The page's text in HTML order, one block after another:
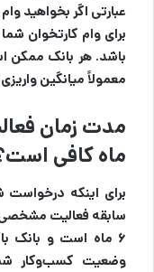
عبارتی اگر بخواهید
برای وام کارتخوان
باشد. هر بانک ممکن
معمولاً میانگین واریزی ۳ تا ۶ ماه گذشته نقش اصلی را دارد.
مدت زمان
ماه کافی
برای اینکه درخواست
۶ ماه است و بانک
وضعیت کسب‌وکار